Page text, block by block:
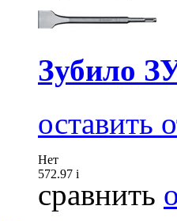
Зубило
оставить
Нет
572.97 i
сравнить